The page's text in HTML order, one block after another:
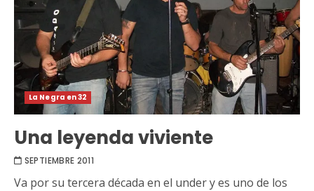
La Negra en 32
Una leyenda viviente
SEPTIEMBRE 2011
Va por su tercera década en el under y es uno de los